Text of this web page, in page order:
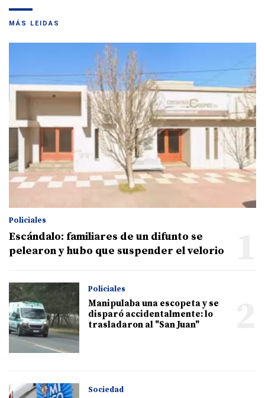
MÁS LEIDAS
Policiales
Escándalo: familiares de un difunto se
pelearon y hubo que suspender el velorio
Policiales
Manipulaba una escopeta y se
disparó accidentalmente: lo
trasladaron al "San Juan"
Sociedad